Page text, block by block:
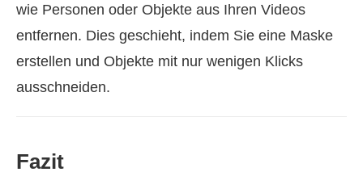
wie Personen oder Objekte aus Ihren Videos
entfernen. Dies geschieht, indem Sie eine Maske
erstellen und Objekte mit nur wenigen Klicks
ausschneiden.
Fazit